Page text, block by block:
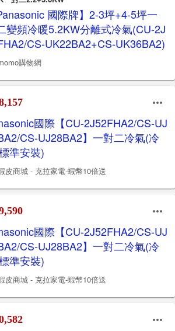
國際牌】2-3坪+4-5坪一
變頻冷暖5.2KW分離式冷氣(CU-2J
CS-UK22BA2+CS-UK36BA2)
購物網
國際【CU-2J52FHA2/CS-UJ
CS-UJ28BA2】一對二冷氣(冷
準安裝)
皮商城 - 克拉家電-蝦幣10倍送
國際【CU-2J52FHA2/CS-UJ
CS-UJ28BA2】一對二冷氣(冷
準安裝)
皮商城 - 克拉家電-蝦幣10倍送